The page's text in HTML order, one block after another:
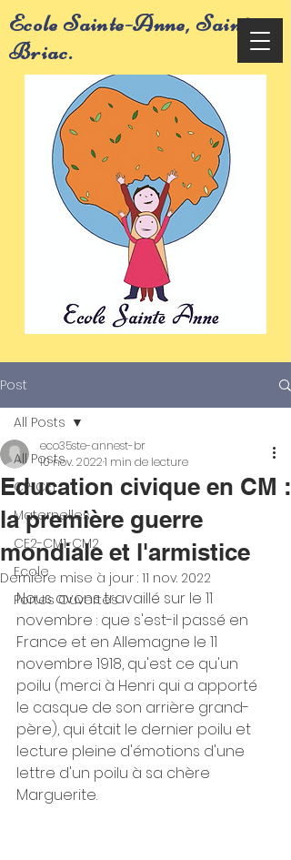
Ecole Sainte-Anne, Saint-
Briac.
Post
All Posts
CP-CE1
Maternelles
CE2-CM1-CM2
Ecole
Portes Ouvertes
All Posts
Education civique en CM :
la première guerre
mondiale et l'armistice
eco35ste-annest-br
10 nov. 20221 min de lecture
Dernière mise à jour : 11 nov. 2022
Nous avons travaillé sur le 11
novembre : que s'est-il passé en
France et en Allemagne le 11
novembre 1918, qu'est ce qu'un
poilu (merci à Henri qui a apporté
le casque de son arrière grand-
père), qui était le dernier poilu et
lecture pleine d'émotions d'une
lettre d'un poilu à sa chère
Marguerite.